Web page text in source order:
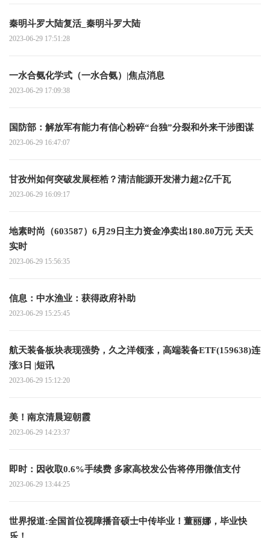
秦明斗罗大陆复活_秦明斗罗大陆
2023-06-29 17:51:28
一水合氨化学式（一水合氨）|焦点消息
2023-06-29 17:09:38
国防部：解放军有能力有信心粉碎“台独”分裂和外来干涉图谋
2023-06-29 16:47:07
甘孜州如何突破发展桎梏？清洁能源开发潜力超2亿千瓦
2023-06-29 16:09:17
地素时尚（603587）6月29日主力资金净卖出180.80万元 天天
实时
2023-06-29 15:56:35
信息：中水渔业：获得政府补助
2023-06-29 15:25:45
航天装备板块表现强势，久之洋领涨，高端装备ETF(159638)连
涨3日 |短讯
2023-06-29 15:12:20
美！南京清晨迎朝霞
2023-06-29 14:23:37
即时：因收取0.6%手续费 多家高校发公告将停用微信支付
2023-06-29 13:44:25
世界报道:全国首位视障播音硕士中传毕业！董丽娜，毕业快
乐！